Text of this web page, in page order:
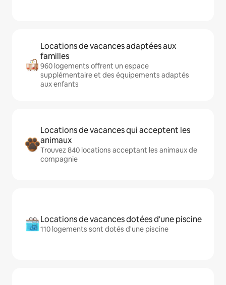
Locations de vacances adaptées aux
familles
960 logements offrent un espace
supplémentaire et des équipements adaptés
aux enfants
Locations de vacances qui acceptent les
animaux
Trouvez 840 locations acceptant les animaux de
compagnie
Locations de vacances dotées d'une piscine
110 logements sont dotés d'une piscine